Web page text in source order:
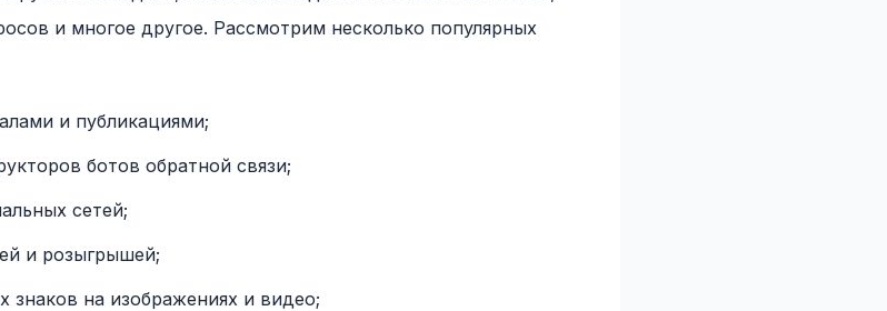
и многое другое. Рассмотрим несколько популярных
и публикациями;
ботов обратной связи;
сетей;
и розыгрышей;
знаков на изображениях и видео;